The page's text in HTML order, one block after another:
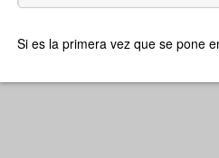
Si es la primera vez que se pone